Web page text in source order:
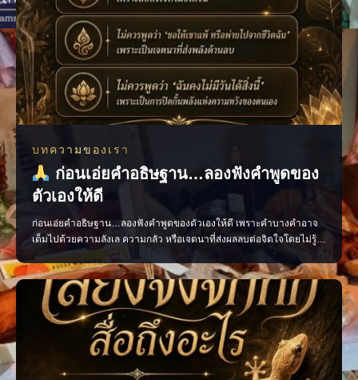
บทความของเรา
ก่อนเอ่ยคำอธิษฐาน…ลองฟังคำพูดของ
ตัวเองให้ดี
ก่อนเอ่ยคำอธิษฐาน…ลองฟังคำพูดของตัวเองให้ดี เพราะคำบางคำอาจ
เต็มไปด้วยความลังเล ความกลัว หรือเจตนาที่ส่งผลลบต่อจิตใจโดยไม่รู้
ตัว ควรอธิษฐานด้วยถ้อยคำที่ชัดเจน สุภาพ และเปี่ยมด้วยเจตนาดี เพื่อให้
ใจของเรามั่นคงและพร้อมก้าวไปสู่สิ่งที่ปรารถนา แล้วคุณเคยเผลอใช้คำ
พูดแบบไหนเวลาอธิษฐานบ้าง? #คำอธิษฐาน #พลัง